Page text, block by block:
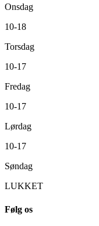
Onsdag
10-18
Torsdag
10-17
Fredag
10-17
Lørdag
10-17
Søndag
LUKKET
Følg os